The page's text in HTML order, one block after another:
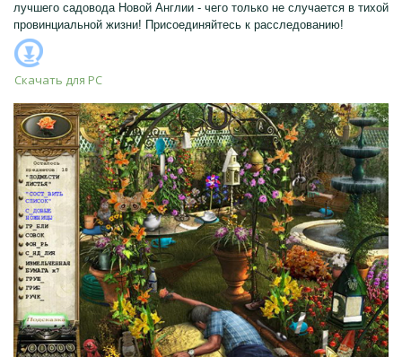
лучшего садовода Новой Англии - чего только не случается в тихой
провинциальной жизни! Присоединяйтесь к расследованию!
Скачать для PC